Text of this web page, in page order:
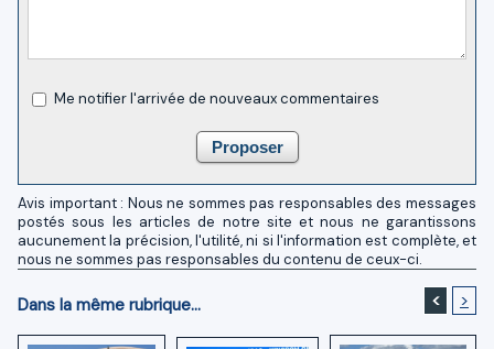
Me notifier l'arrivée de nouveaux commentaires
Avis important : Nous ne sommes pas responsables des messages
postés sous les articles de notre site et nous ne garantissons
aucunement la précision, l'utilité, ni si l'information est complète, et
nous ne sommes pas responsables du contenu de ceux-ci.
Dans la même rubrique... < >